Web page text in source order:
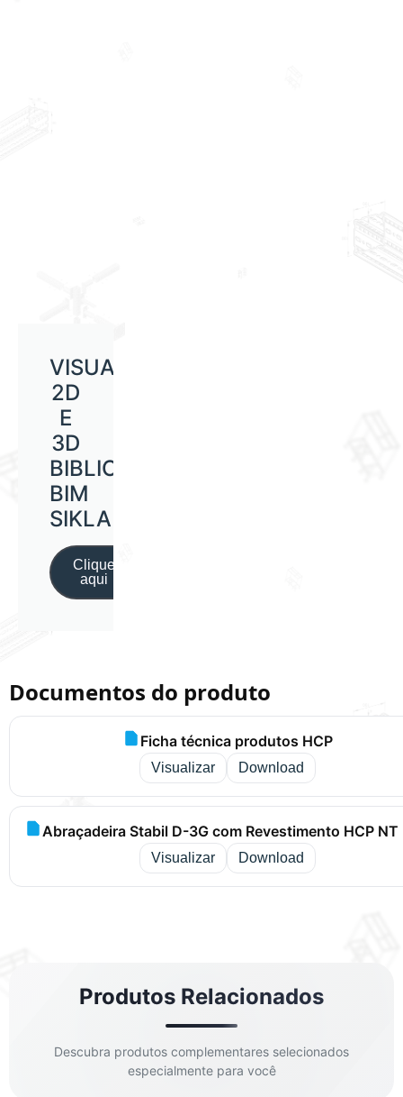
VISUALIZAÇÃO
2D
E
3D
BIBLIOTECA
BIM
SIKLA
Clique
aqui
Documentos do produto
Ficha técnica produtos HCP
Visualizar Download
Abraçadeira Stabil D-3G com Revestimento HCP
Visualizar Download
Produtos Relacionados
Descubra produtos complementares selecionados
especialmente para você